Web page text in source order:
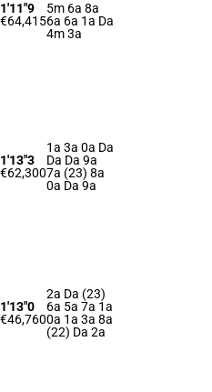
1'11"9
€64,415
5m 6a 8a
6a 6a 1a Da
4m 3a
1'13"3
€62,300
1a 3a 0a Da
Da Da 9a
7a (23) 8a
0a Da 9a
1'13"0
€46,760
2a Da (23)
6a 5a 7a 1a
0a 1a 3a 8a
(22) Da 2a